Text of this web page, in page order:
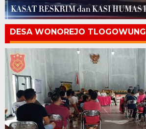
DESA WONOREJO